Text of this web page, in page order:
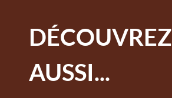
DÉCOUVREZ
AUSSI...